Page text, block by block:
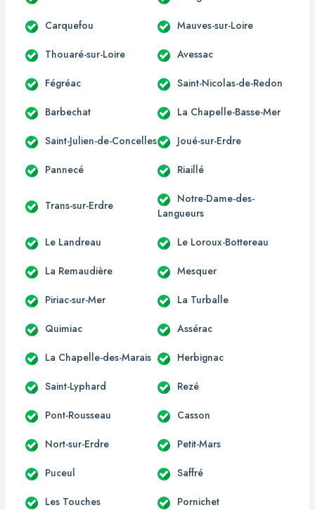
Carquefou Mauves-sur-Loire
Thouaré-sur-Loire Avessac
Fégréac Saint-Nicolas-de-Redon
Barbechat La Chapelle-Basse-Mer
Saint-Julien-de-Concelles Joué-sur-Erdre
Pannecé Riaillé
Trans-sur-Erdre
Notre-Dame-des-
Langueurs
Le Landreau Le Loroux-Bottereau
La Remaudière Mesquer
Piriac-sur-Mer La Turballe
Quimiac Assérac
La Chapelle-des-Marais Herbignac
Saint-Lyphard Rezé
Pont-Rousseau Casson
Nort-sur-Erdre Petit-Mars
Puceul Saffré
Les Touches Pornichet